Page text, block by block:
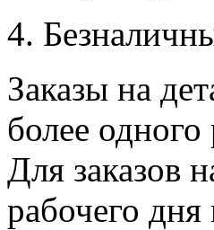
4.
Заказы на
более
Для заказов
рабочего дня